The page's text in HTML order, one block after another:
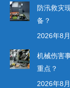
防汛救灾
备？
2026年8
机械伤害
重点？
2026年8